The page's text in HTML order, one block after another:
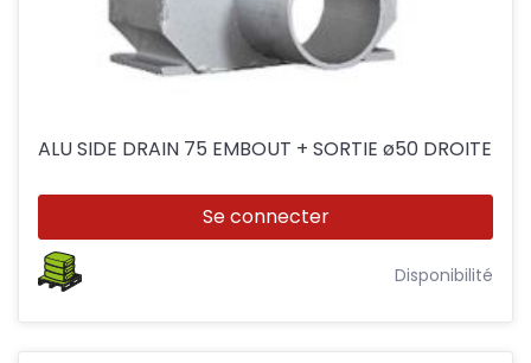
ALU SIDE DRAIN 75 EMBOUT + SORTIE ø50 DROITE
Se connecter
Disponibilité